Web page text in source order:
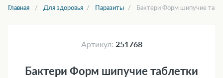
Главная Для здоровья Паразиты Бактери Форм шипучие
Артикул: 251768
Бактери Форм шипучие таблетки